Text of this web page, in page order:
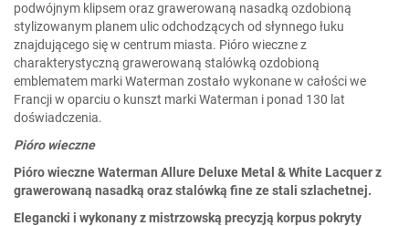
podwójnym klipsem oraz grawerowaną nasadką ozdobioną
stylizowanym planem ulic odchodzących od słynnego łuku
znajdującego się w centrum miasta. Pióro wieczne z
charakterystyczną grawerowaną stalówką ozdobioną
emblematem marki Waterman zostało wykonane w całości we
Francji w oparciu o kunszt marki Waterman i ponad 130 lat
doświadczenia.
Pióro wieczne
Pióro wieczne Waterman Allure Deluxe Metal & White Lacquer z
grawerowaną nasadką oraz stalówką fine ze stali szlachetnej.
Elegancki i wykonany z mistrzowską precyzją korpus pokryty